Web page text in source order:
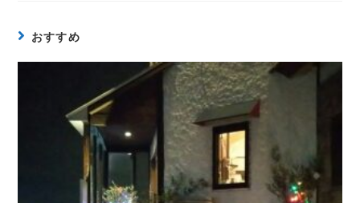
おすすめ